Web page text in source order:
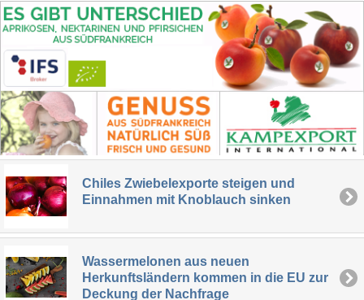
Chiles Zwiebelexporte steigen und
Einnahmen mit Knoblauch sinken
Wassermelonen aus neuen
Herkunftsländern kommen in die EU zur
Deckung der Nachfrage